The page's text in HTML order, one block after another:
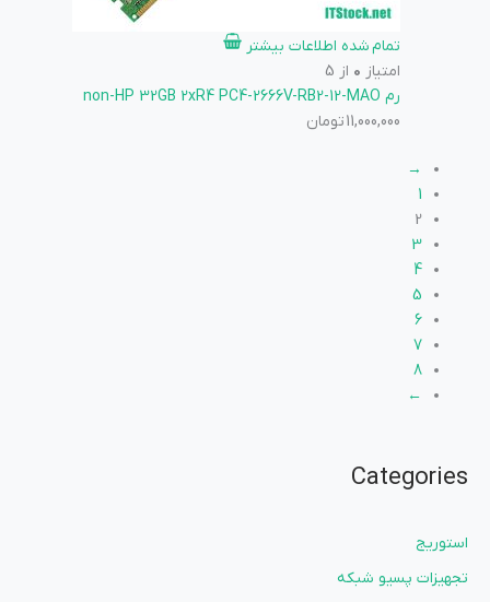
Categories
استوریج
تجهیزات پسیو شبکه
تمام شده اطلاعات بیشتر
امتیاز 0 از 5
رم non-HP 32GB 2xR4 PC4-2666V-RB2-12-MAO
11,000,000تومان
→
1
2
3
4
5
6
7
8
←